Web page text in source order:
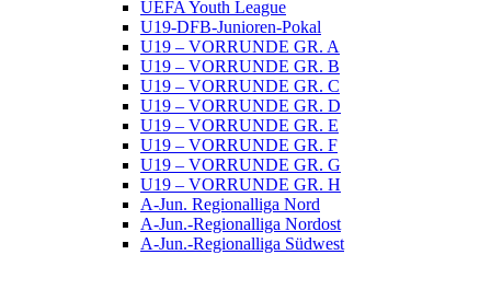
UEFA Youth League
U19-DFB-Junioren-Pokal
U19 – VORRUNDE GR. A
U19 – VORRUNDE GR. B
U19 – VORRUNDE GR. C
U19 – VORRUNDE GR. D
U19 – VORRUNDE GR. E
U19 – VORRUNDE GR. F
U19 – VORRUNDE GR. G
U19 – VORRUNDE GR. H
A-Jun. Regionalliga Nord
A-Jun.-Regionalliga Nordost
A-Jun.-Regionalliga Südwest